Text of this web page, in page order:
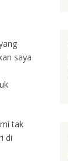
saya
tak
di